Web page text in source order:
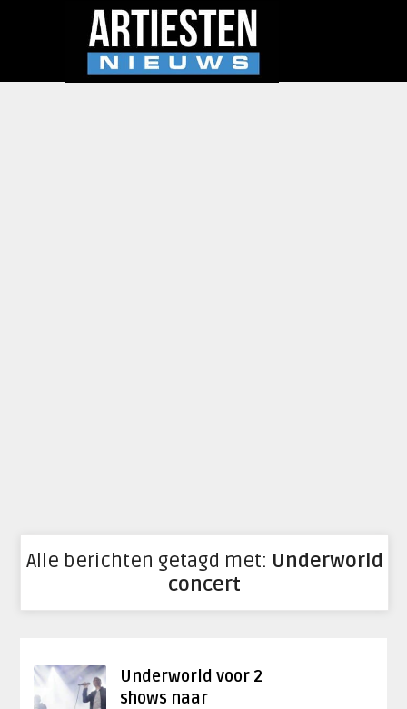
Alle berichten getagd met: Underworld
concert
Underworld voor 2
shows naar